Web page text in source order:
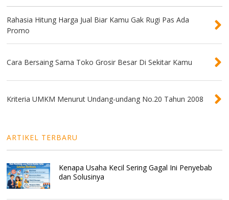
Rahasia Hitung Harga Jual Biar Kamu Gak Rugi Pas Ada
Promo
Cara Bersaing Sama Toko Grosir Besar Di Sekitar Kamu
Kriteria UMKM Menurut Undang-undang No.20 Tahun 2008
ARTIKEL TERBARU
Kenapa Usaha Kecil Sering Gagal Ini Penyebab
dan Solusinya